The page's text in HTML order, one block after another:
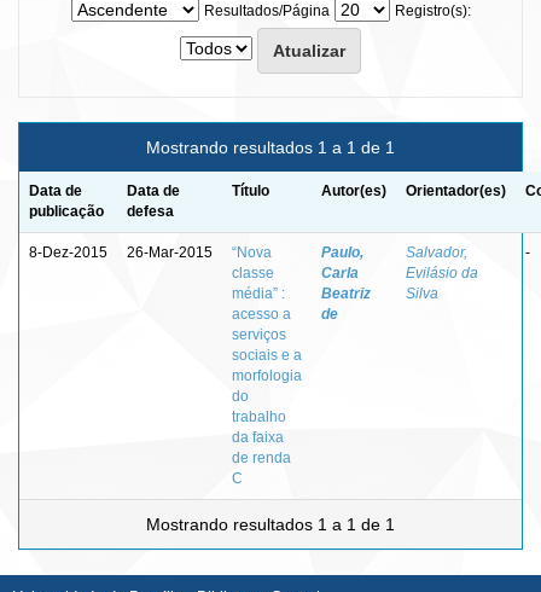
Resultados/Página
Registro(s):
Mostrando resultados 1 a 1 de 1
Data de
publicação
Data de
defesa
Título Autor(es) Orientador(es)
8-Dez-2015 26-Mar-2015
“Nova
classe
média” :
acesso a
serviços
sociais e a
morfologia
do
trabalho
da faixa
de renda
C
Paulo,
Carla
Beatriz
de
Salvador,
Evilásio da
Silva
-
Mostrando resultados 1 a 1 de 1